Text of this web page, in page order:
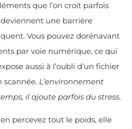
que l’on croit parfois
une barrière
Vous pouvez dorénavant
par voie numérique, ce qui
aussi à l’oubli d’un fichier
scannée. L’environnement
il ajoute parfois du stress.
percevez tout le poids, elle